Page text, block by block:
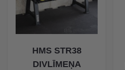
HMS STR38
DIVLĪMEŅA